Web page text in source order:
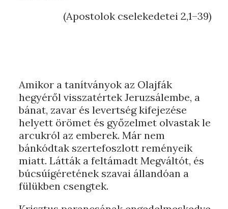
(Apostolok cselekedetei 2,1–39)
Amikor a tanítványok az Olajfák
hegyéről visszatértek Jeruzsálembe, a
bánat, zavar és levertség kifejezése
helyett örömet és győzelmet olvastak le
arcukról az emberek. Már nem
bánkódtak szertefoszlott reményeik
miatt. Látták a feltámadt Megváltót, és
búcsúígéretének szavai állandóan a
fülükben csengtek.